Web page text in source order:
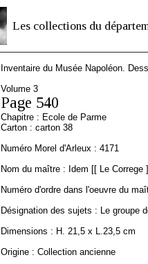
Les collections du
Inventaire du Musée Napoléon.
Volume 3
Page 540
Chapitre : Ecole de Parme
Carton : carton 38
Numéro Morel d'Arleux : 4171
Nom du maître : Idem [[ Le Correge
Numéro d'ordre dans l'oeuvre du
Désignation des sujets : Le groupe
Dimensions : H. 21,5 x L.23,5 cm
Origine : Collection ancienne